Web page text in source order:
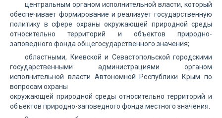
центральным органом исполнительной власти, который
обеспечивает формирование и реализует государственную
политику в сфере охраны окружающей природной среды
относительно территорий и объектов природно-
заповедного фонда общегосударственного значения;
областными, Киевской и Севастопольской городскими
государственными администрациями органом
исполнительной власти Автономной Республики Крым по
вопросам охраны
окружающей природной среды относительно территорий и
объектов природно-заповедного фонда местного значения.